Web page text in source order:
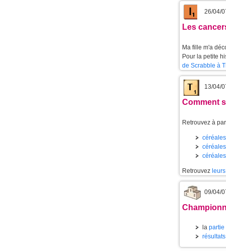
26/04/
Les
Ma fille m'a
Pour la petite
de Scrabble à
13/04/
Comment
Retrouvez à
Retrouvez
09/04/
la partie
résultats